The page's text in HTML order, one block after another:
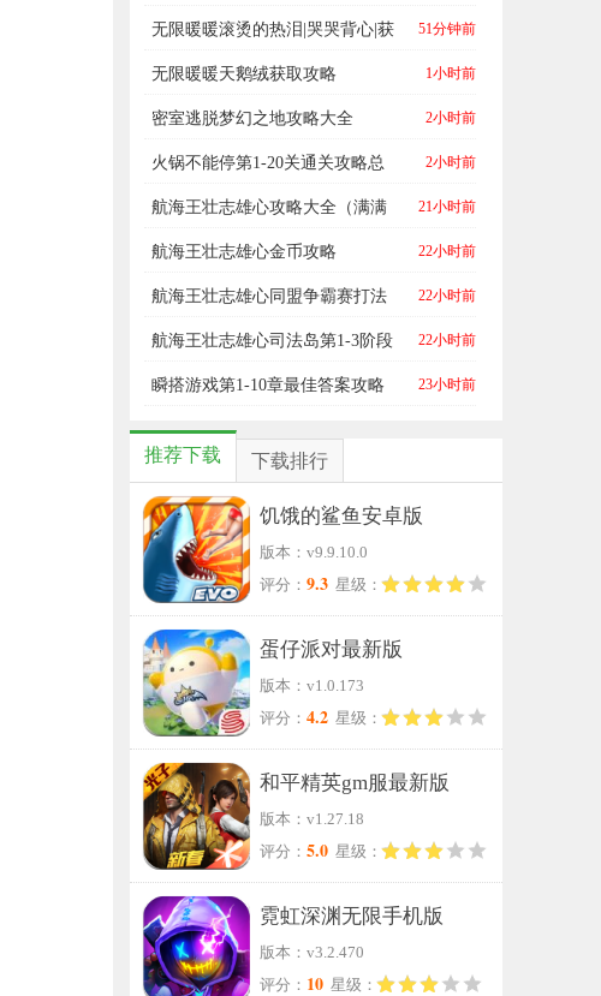
无限暖暖滚烫的热泪|哭哭背心|获
51分钟前
无限暖暖天鹅绒获取攻略 1小时前
密室逃脱梦幻之地攻略大全 2小时前
火锅不能停第1-20关通关攻略总
2小时前
航海王壮志雄心攻略大全（满满
21小时前
航海王壮志雄心金币攻略 22小时前
航海王壮志雄心同盟争霸赛打法
22小时前
航海王壮志雄心司法岛第1-3阶段
22小时前
瞬搭游戏第1-10章最佳答案攻略
23小时前
推荐下载 下载排行
饥饿的鲨鱼安卓版
版本：v9.9.10.0
评分： 9.3 星级：
蛋仔派对最新版
版本：v1.0.173
评分： 4.2 星级：
和平精英gm服最新版
版本：v1.27.18
评分： 5.0 星级：
霓虹深渊无限手机版
版本：v3.2.470
评分： 10 星级：